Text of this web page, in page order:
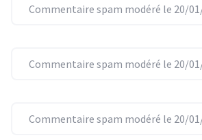
Commentaire spam modéré le 20/
Commentaire spam modéré le 20/
Commentaire spam modéré le 20/